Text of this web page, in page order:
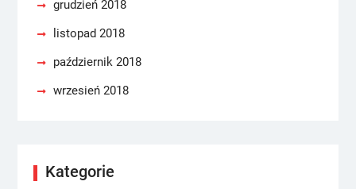
grudzień 2018
listopad 2018
październik 2018
wrzesień 2018
Kategorie